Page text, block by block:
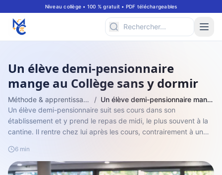
Niveau collège • 100 % gratuit • PDF téléchargeables
Un élève demi-pensionnaire
mange au Collège sans y dormir
Méthode & apprentissage /
Un élève demi-pensionnaire mange au Collège sans y dormir
Un élève demi-pensionnaire suit ses cours dans son
établissement et y prend le repas de midi, le plus souvent à la
cantine. Il rentre chez lui après les cours, contrairement à un
6 min